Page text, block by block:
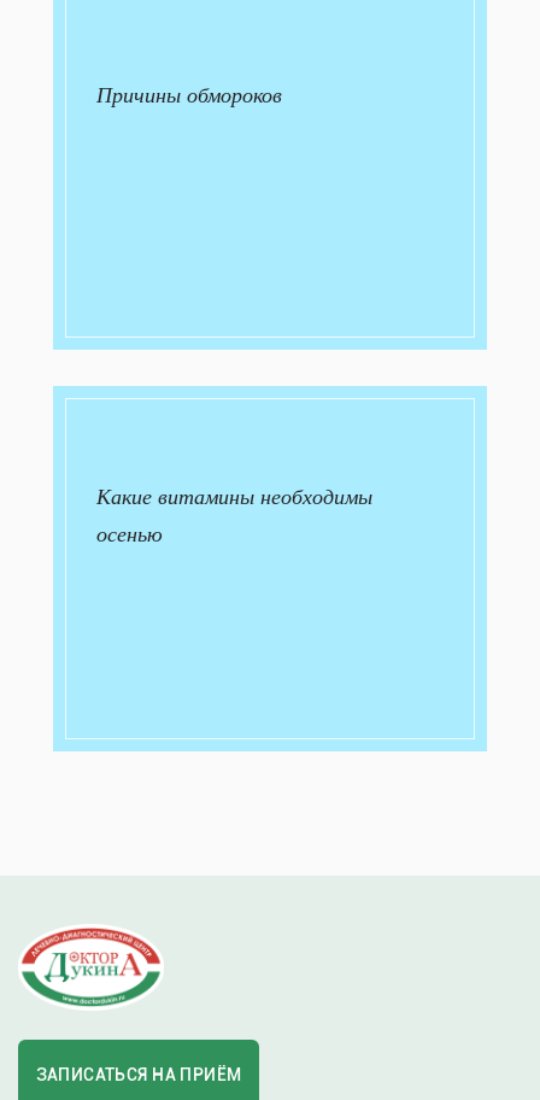
Причины обмороков
Какие витамины необходимы
осенью
ЗАПИСАТЬСЯ НА ПРИЁМ